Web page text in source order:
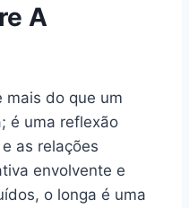
A
mais do que um
é uma reflexão
as relações
envolvente e
o longa é uma